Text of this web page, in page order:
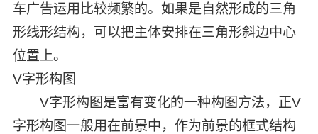
车广告运用比较频繁的。如果是自然形成的三角
形线形结构，可以把主体安排在三角形斜边中心
位置上。
V字形构图
V字形构图是富有变化的一种构图方法，正V
字形构图一般用在前景中，作为前景的框式结构